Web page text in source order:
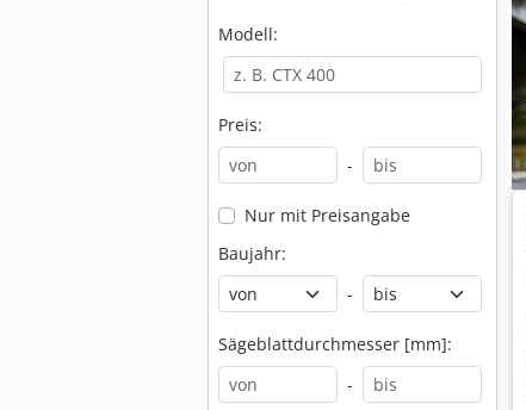
Modell:
Preis:
-
Nur mit Preisangabe
Baujahr:
-
Sägeblattdurchmesser [mm]:
-